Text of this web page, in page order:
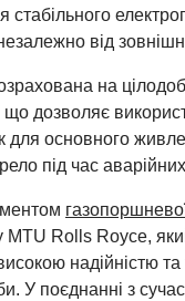
стабільного
від
на
що дозволяє
для основного
під час
MTU Rolls Royce,
надійністю
У поєднанні з